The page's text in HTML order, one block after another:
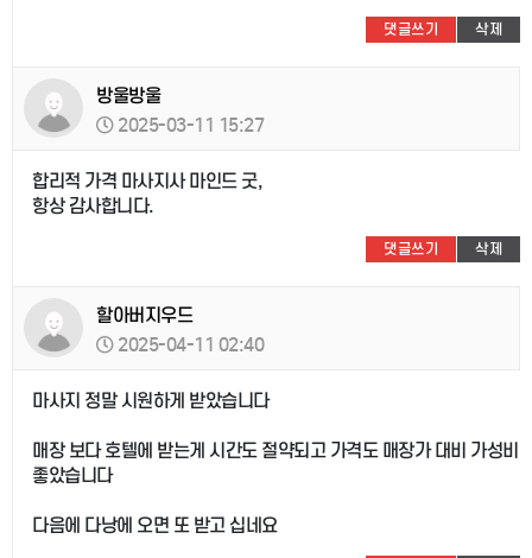
댓글쓰기 삭제
방울방울
2025-03-11 15:27
합리적 가격 마사지사 마인드 굿,
항상 감사합니다.
댓글쓰기 삭제
할아버지우드
2025-04-11 02:40
마사지 정말 시원하게 받았습니다
매장 보다 호텔에 받는게 시간도 절약되고 가격도 매장가 대비 가성비
좋았습니다
다음에 다낭에 오면 또 받고 십네요